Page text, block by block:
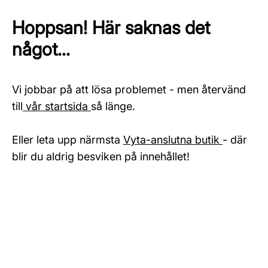
Hoppsan! Här saknas det
något...
Vi jobbar på att lösa problemet - men återvänd
till vår startsida så länge.
Eller leta upp närmsta Vyta-anslutna butik - där
blir du aldrig besviken på innehållet!